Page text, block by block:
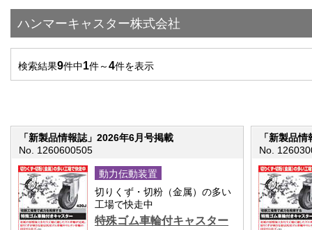
ハンマーキャスター株式会社
検索結果9件中1件～4件を表示
「新製品情報誌」2026年6月号掲載
No. 1260600505
動力伝動装置
切りくず・切粉（金属）の多い
工場で快走中
特殊ゴム車輪付キャスター
「新製品
No.